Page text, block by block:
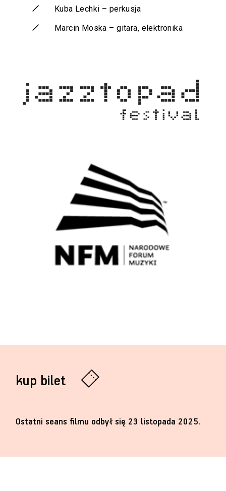
kup bilet
Ostatni seans filmu odbył się 23 listopada 2025.
Kuba Lechki – perkusja
Marcin Moska – gitara, elektronika